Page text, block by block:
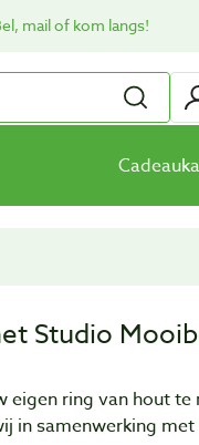
mail of kom langs!
Studio
eigen ring van hout te
in samenwerking